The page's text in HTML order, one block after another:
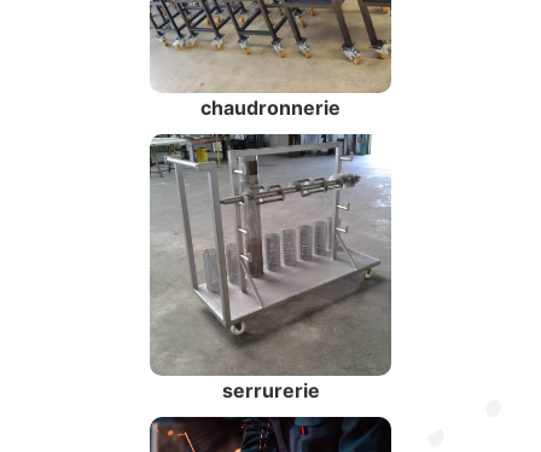
chaudronnerie
serrurerie